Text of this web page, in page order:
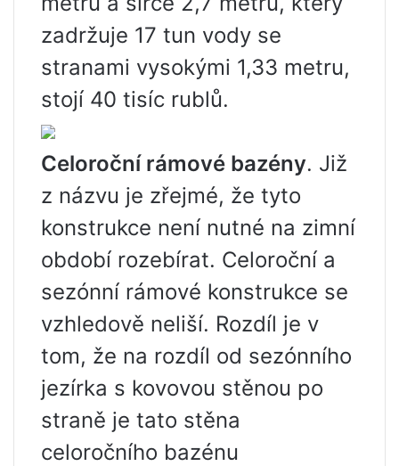
zadržuje 17 tun vody se
stranami vysokými 1,33 metru,
stojí 40 tisíc rublů.
Celoroční rámové bazény. Již
z názvu je zřejmé, že tyto
konstrukce není nutné na zimní
období rozebírat. Celoroční a
sezónní rámové konstrukce se
vzhledově neliší. Rozdíl je v
tom, že na rozdíl od sezónního
jezírka s kovovou stěnou po
straně je tato stěna
celoročního bazénu